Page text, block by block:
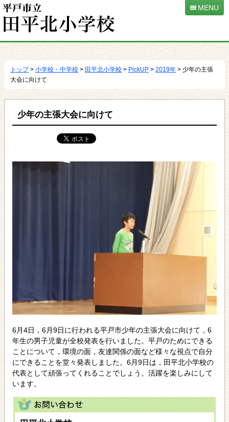
動
MENU
トップ> 小学校・中学校 > 田平北小学校 > PickUP > 2019年 > 少年の主張
大会に向けて
少年の主張大会に向けて
6月4日，6月9日に行われる平戸市少年の主張大会に向けて，6
年生の男子児童が全校発表を行いました。平戸のためにできる
ことについて，環境の面，友達関係の面など様々な視点で自分
にできることを堂々発表しました。6月9日は，田平北小学校の
代表として頑張ってくれることでしょう。活躍を楽しみにして
います。